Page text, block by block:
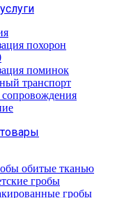
похорон
поминок
транспорт
сопровождения
обитые тканью
гробы
гробы